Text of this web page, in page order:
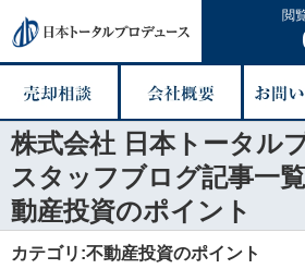
閲
株式会社 日本トータル
スタッフブログ記事一
動産投資のポイント
カテゴリ:不動産投資のポイント